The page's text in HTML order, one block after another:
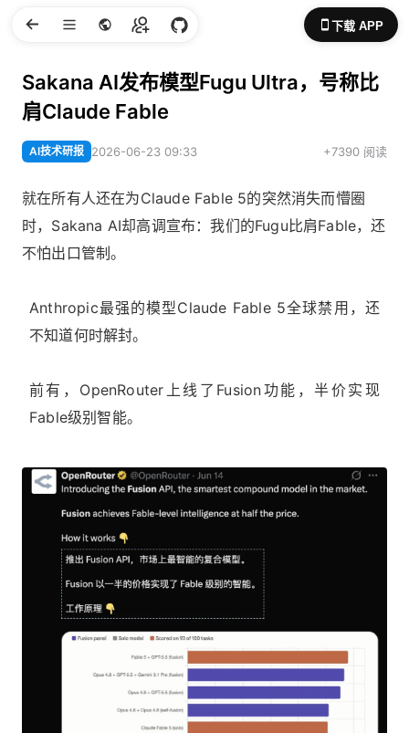
下载 APP
Sakana AI发布模型Fugu Ultra，号称比
肩Claude Fable
AI技术研报 2026-06-23 09:33 +7390 阅读
就在所有人还在为Claude Fable 5的突然消失而懵圈
时，Sakana AI却高调宣布：我们的Fugu比肩Fable，还
不怕出口管制。
Anthropic最强的模型Claude Fable 5全球禁用，还
不知道何时解封。
前有，OpenRouter上线了Fusion功能，半价实现
Fable级别智能。